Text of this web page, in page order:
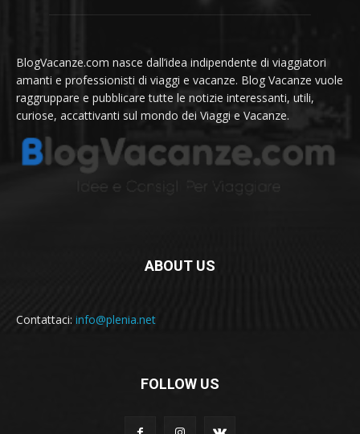
BlogVacanze.com nasce dall’idea indipendente di viaggiatori
amanti e professionisti di viaggi e vacanze. Blog Vacanze vuole
raggruppare e pubblicare tutte le notizie interessanti, utili,
curiose, accattivanti sul mondo dei Viaggi e Vacanze.
ABOUT US
Contattaci: info@plenia.net
FOLLOW US